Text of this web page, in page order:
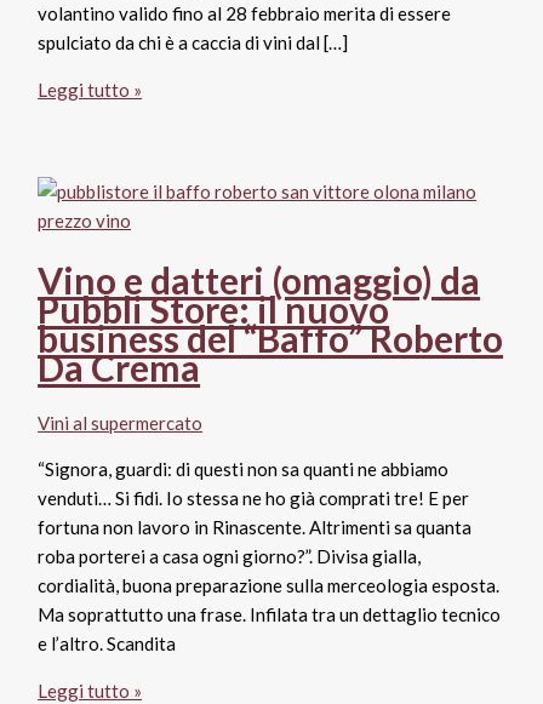
volantino valido fino al 28 febbraio merita di essere
spulciato da chi è a caccia di vini dal […]
Vini
al
supermercato
fino
a
fine
febbraio:
i
voti
Leggi tutto »
Vino e datteri (omaggio) da
Pubbli Store: il nuovo
business del “Baffo” Roberto
Da Crema
Vini al supermercato
“Signora, guardi: di questi non sa quanti ne abbiamo
venduti… Si fidi. Io stessa ne ho già comprati tre! E per
fortuna non lavoro in Rinascente. Altrimenti sa quanta
roba porterei a casa ogni giorno?”. Divisa gialla,
cordialità, buona preparazione sulla merceologia esposta.
Ma soprattutto una frase. Infilata tra un dettaglio tecnico
e l’altro. Scandita
Vino
Leggi tutto »